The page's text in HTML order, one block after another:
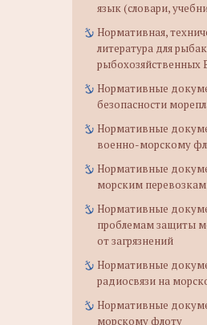
язык (словари,
Нормативная,
литература для
рыбохозяйственных
Нормативные
безопасности
Нормативные
военно-морскому
Нормативные
морским перевозкам
Нормативные
проблемам защиты
от загрязнений
Нормативные
радиосвязи на
Нормативные
морскому флоту